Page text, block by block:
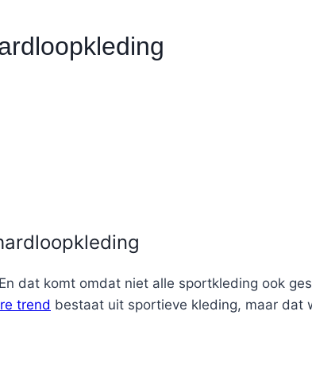
dat komt omdat niet alle sportkleding ook
trend bestaat uit sportieve kleding, maar dat